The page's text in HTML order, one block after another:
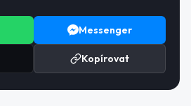
Messenger
Kopírovat